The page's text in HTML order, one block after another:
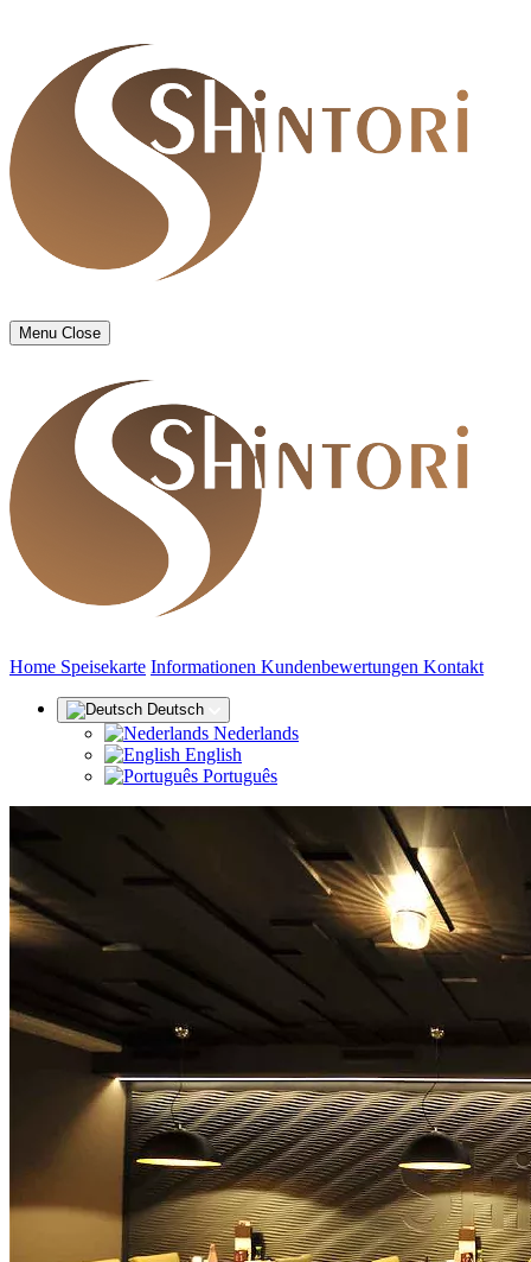
Menu Close
Home (aktuell)
Speisekarte Informationen Kundenbewertungen Kontakt
Deutsch
Nederlands
English
Português